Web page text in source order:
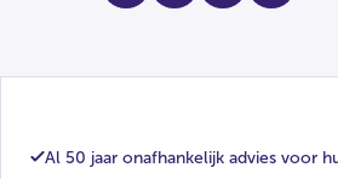
Al 50 jaar onafhankelijk advies voor